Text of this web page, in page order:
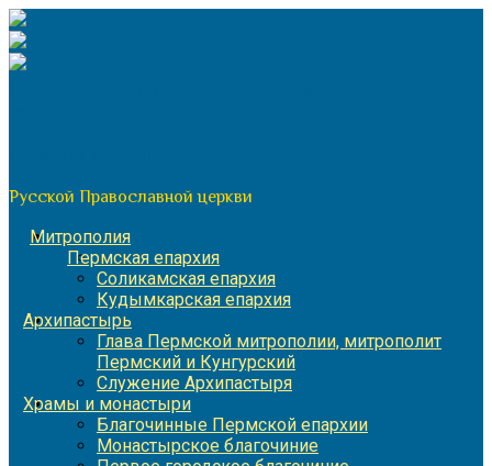
Перейти
к
содержимому
Русской Православной церкви
Митрополия
Пермская епархия
Соликамская епархия
Кудымкарская епархия
Архипастырь
Глава Пермской митрополии, митрополит
Пермский и Кунгурский
Служение Архипастыря
Храмы и монастыри
Благочинные Пермской епархии
Монастырское благочиние